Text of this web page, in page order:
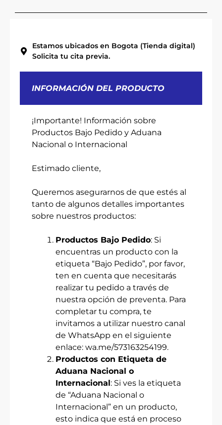
Estamos ubicados en Bogota (Tienda digital)
Solicita tu cita previa.
INFORMACIÓN DEL PRODUCTO
¡Importante! Información sobre
Productos Bajo Pedido y Aduana
Nacional o Internacional
Estimado cliente,
Queremos asegurarnos de que estés al
tanto de algunos detalles importantes
sobre nuestros productos:
Productos Bajo Pedido: Si
encuentras un producto con la
etiqueta “Bajo Pedido”, por favor,
ten en cuenta que necesitarás
realizar tu pedido a través de
nuestra opción de preventa. Para
completar tu compra, te
invitamos a utilizar nuestro canal
de WhatsApp en el siguiente
enlace: wa.me/573163254199.
Productos con Etiqueta de
Aduana Nacional o
Internacional: Si ves la etiqueta
de “Aduana Nacional o
Internacional” en un producto,
esto indica que está en proceso